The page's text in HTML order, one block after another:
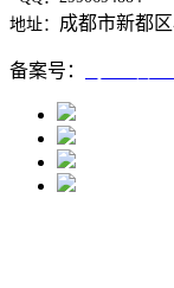
地址： 成都市新都
备案号：